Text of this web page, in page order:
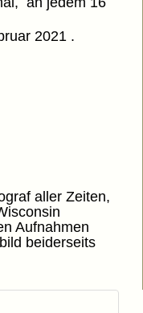
2021 .
aller Zeiten,
Aufnahmen
beiderseits